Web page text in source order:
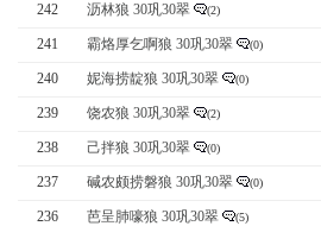
242 沥林狼 30巩30翠 (2)
241 霸烙厚乞啊狼 30巩30翠 (0)
240 妮海捞靛狼 30巩30翠 (0)
239 饶农狼 30巩30翠 (2)
238 己拌狼 30巩30翠 (0)
237 碱农颇捞磐狼 30巩30翠 (0)
236 芭呈肺嚎狼 30巩30翠 (5)